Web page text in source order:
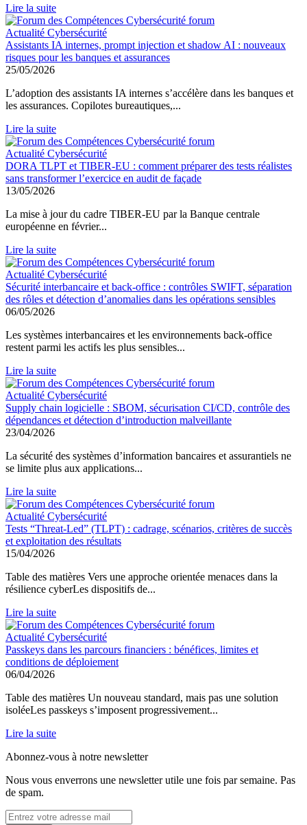
Lire la suite
Actualité Cybersécurité
Assistants IA internes, prompt injection et shadow AI : nouveaux
risques pour les banques et assurances
25/05/2026
L’adoption des assistants IA internes s’accélère dans les banques et
les assurances. Copilotes bureautiques,...
Lire la suite
Actualité Cybersécurité
DORA TLPT et TIBER-EU : comment préparer des tests réalistes
sans transformer l’exercice en audit de façade
13/05/2026
La mise à jour du cadre TIBER-EU par la Banque centrale
européenne en février...
Lire la suite
Actualité Cybersécurité
Sécurité interbancaire et back-office : contrôles SWIFT, séparation
des rôles et détection d’anomalies dans les opérations sensibles
06/05/2026
Les systèmes interbancaires et les environnements back-office
restent parmi les actifs les plus sensibles...
Lire la suite
Actualité Cybersécurité
Supply chain logicielle : SBOM, sécurisation CI/CD, contrôle des
dépendances et détection d’introduction malveillante
23/04/2026
La sécurité des systèmes d’information bancaires et assurantiels ne
se limite plus aux applications...
Lire la suite
Actualité Cybersécurité
Tests “Threat-Led” (TLPT) : cadrage, scénarios, critères de succès
et exploitation des résultats
15/04/2026
Table des matières Vers une approche orientée menaces dans la
résilience cyberLes dispositifs de...
Lire la suite
Actualité Cybersécurité
Passkeys dans les parcours financiers : bénéfices, limites et
conditions de déploiement
06/04/2026
Table des matières Un nouveau standard, mais pas une solution
isoléeLes passkeys s’imposent progressivement...
Lire la suite
Abonnez-vous à notre newsletter
Nous vous enverrons une newsletter utile une fois par semaine. Pas
de spam.